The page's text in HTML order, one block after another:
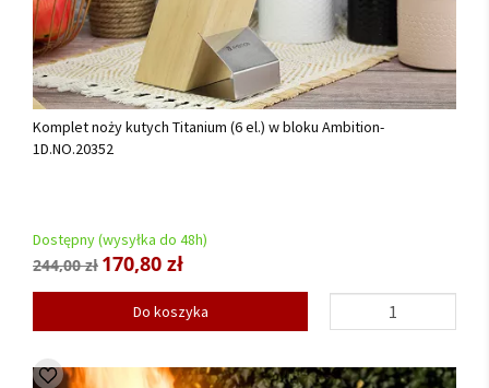
Komplet noży kutych Titanium (6 el.) w bloku Ambition-
1D.NO.20352
Dostępny (wysyłka do 48h)
244,00 zł 170,80 zł
Do koszyka